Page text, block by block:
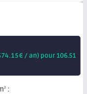
€ / an) pour 106.51
2 :